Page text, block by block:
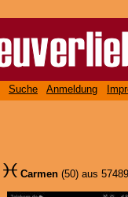
Suche Anmeldung
Carmen (50) aus